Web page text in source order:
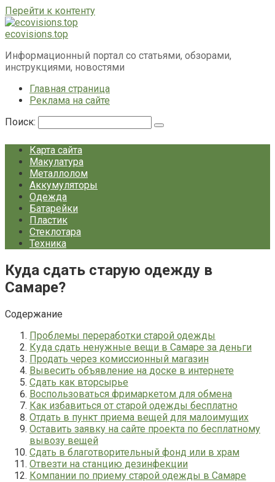
Перейти к контенту
ecovisions.top
Информационный портал со статьями, обзорами,
инструкциями, новостями
Главная страница
Реклама на сайте
Поиск:
Карта сайта
Макулатура
Металлолом
Аккумуляторы
Одежда
Батарейки
Пластик
Стеклотара
Техника
Куда сдать старую одежду в
Самаре?
Содержание
Проблемы переработки старой одежды
Куда сдать ненужные вещи в Самаре за деньги
Продать через комиссионный магазин
Вывесить объявление на доске в интернете
Сдать как вторсырье
Воспользоваться фримаркетом для обмена
Как избавиться от старой одежды бесплатно
Отдать в пункт приема вещей для малоимущих
Оставить заявку на сайте проекта по бесплатному
вывозу вещей
Сдать в благотворительный фонд или в храм
Отвезти на станцию дезинфекции
Компании по приему старой одежды в Самаре